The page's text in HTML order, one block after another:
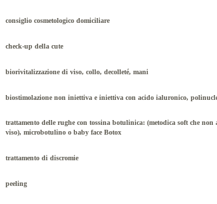
consiglio cosmetologico domiciliare
check-up della cute
biorivitalizzazione di viso, collo, decolleté, mani
biostimolazione non iniettiva e iniettiva con acido ialuronico,
trattamento delle rughe con tossina botulinica: (metodica soft che non
viso), microbotulino o baby face Botox
trattamento di discromie
peeling